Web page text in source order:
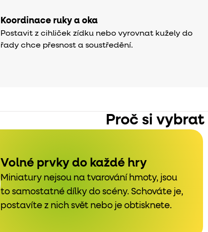
Koordinace ruky a oka
Postavit z cihliček zídku nebo vyrovnat kužely do
řady chce přesnost a soustředění.
Proč si
Volné prvky do každé hry
Miniatury nejsou na tvarování hmoty, jsou
to samostatné dílky do scény. Schováte je,
postavíte z nich svět nebo je obtisknete.